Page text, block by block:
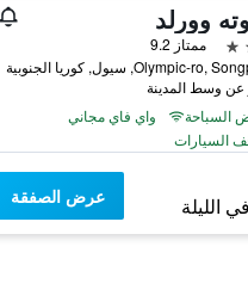
وورلد
ممتاز 9.2
السباحة
واي فاي مجاني
السيارات
الليلة عرض الصفقة